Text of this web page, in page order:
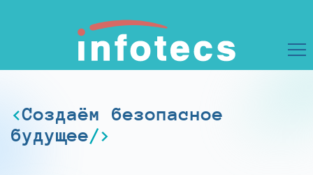
Создаём безопасное
будущее